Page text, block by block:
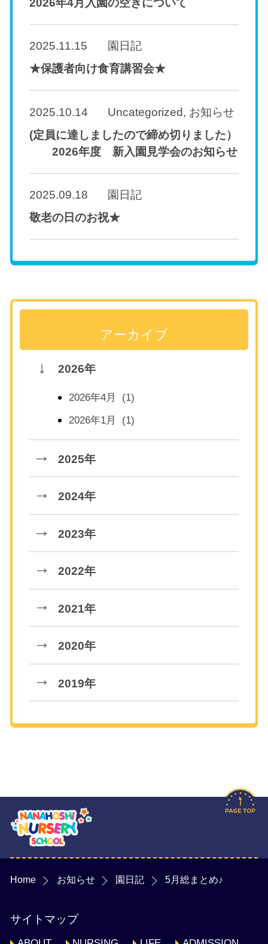
2026年4月入園の空きについて
2025.11.15
園日記
★保護者向け食育講習会★
2025.10.14 Uncategorized, お知らせ
(定員に達しましたので締め切りました）
2026年度 新入園見学会のお知らせ
2025.09.18
園日記
敬老の日のお祝★
アーカイブ
2026年
2026年4月 (1)
2026年1月 (1)
2025年
2024年
2023年
2022年
2021年
2020年
2019年
Home お知らせ 園日記 5月総まとめ♪
サイトマップ